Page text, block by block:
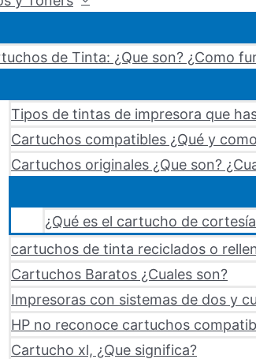
de Tinta: ¿Que son? ¿Como
Tipos de tintas de impresora que
Cartuchos compatibles ¿Qué y
Cartuchos originales ¿Que son?
¿Qué es el cartucho de
cartuchos de tinta reciclados o
Cartuchos Baratos ¿Cuales son?
Impresoras con sistemas de dos y
HP no reconoce cartuchos
Cartucho xl, ¿Que significa?